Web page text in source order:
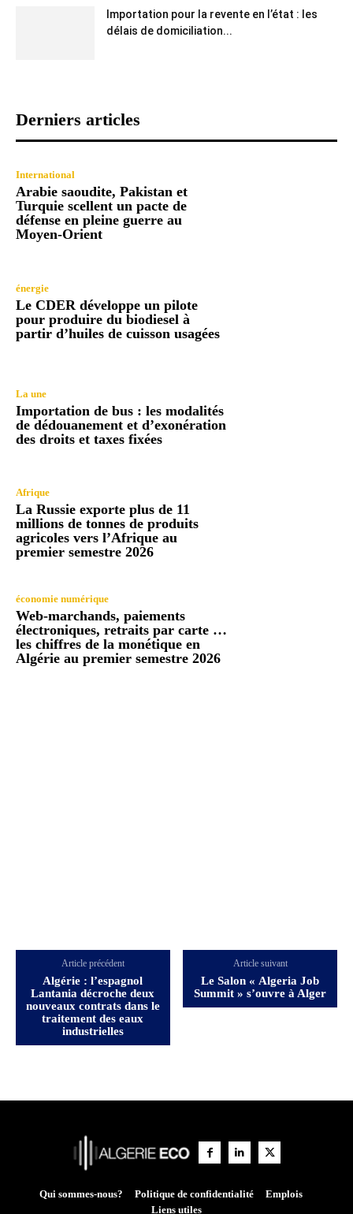
Importation pour la revente en l’état : les
délais de domiciliation...
Derniers articles
International
Arabie saoudite, Pakistan et
Turquie scellent un pacte de
défense en pleine guerre au
Moyen-Orient
énergie
Le CDER développe un pilote
pour produire du biodiesel à
partir d’huiles de cuisson usagées
La une
Importation de bus : les modalités
de dédouanement et d’exonération
des droits et taxes fixées
Afrique
La Russie exporte plus de 11
millions de tonnes de produits
agricoles vers l’Afrique au
premier semestre 2026
économie numérique
Web-marchands, paiements
électroniques, retraits par carte …
les chiffres de la monétique en
Algérie au premier semestre 2026
Article précédent
Algérie : l’espagnol
Lantania décroche deux
nouveaux contrats dans le
traitement des eaux
industrielles
Article suivant
Le Salon « Algeria Job
Summit » s’ouvre à Alger
Qui sommes-nous? Politique de confidentialité
Emplois
Liens utiles